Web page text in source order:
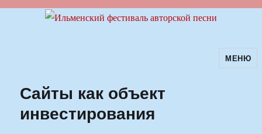
Ильменский фестиваль авторской
песни
МЕНЮ
Сайты как объект
инвестирования